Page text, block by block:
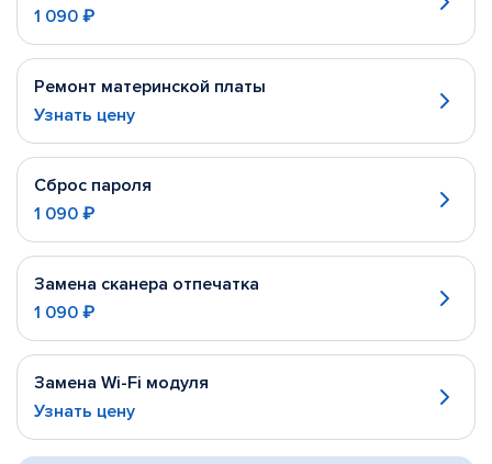
1 090 ₽
Ремонт материнской платы
Узнать цену
Сброс пароля
1 090 ₽
Замена сканера отпечатка
1 090 ₽
Замена Wi-Fi модуля
Узнать цену